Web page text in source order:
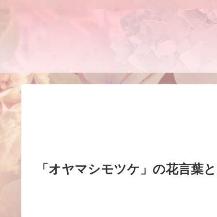
「オヤマシモツケ」の花言葉